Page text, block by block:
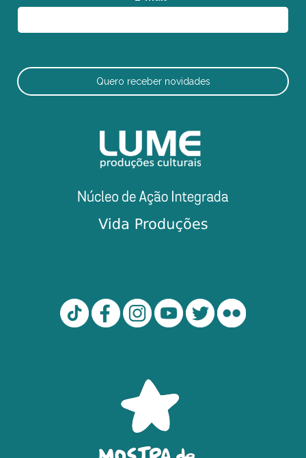
Quero receber novidades